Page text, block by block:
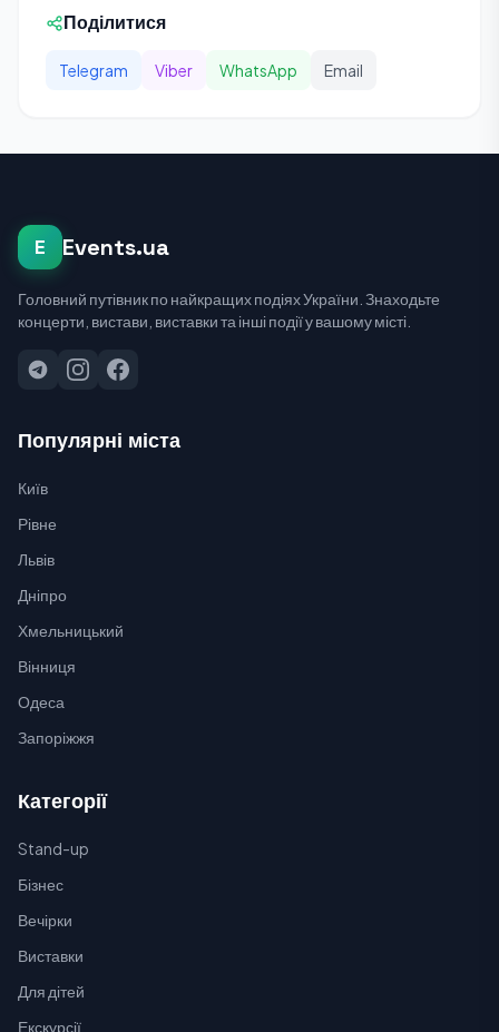
Поділитися
Telegram Viber WhatsApp Email
E Events.ua
Головний путівник по найкращих подіях України. Знаходьте
концерти, вистави, виставки та інші події у вашому місті.
Популярні міста
Київ
Рівне
Львів
Дніпро
Хмельницький
Вінниця
Одеса
Запоріжжя
Категорії
Stand-up
Бізнес
Вечірки
Виставки
Для дітей
Екскурсії